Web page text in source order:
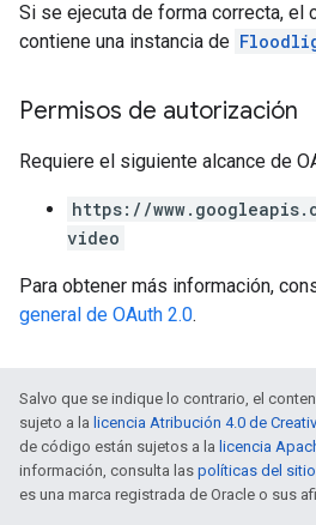
Si se ejecuta de forma correcta, el
contiene una instancia de
Permisos de autorización
Requiere el siguiente alcance de
https://
video
Para obtener más información,
general de OAuth 2.0.
Salvo que se indique lo contrario, el
sujeto a la licencia Atribución 4.0 de
de código están sujetos a la licencia
información, consulta las políticas del
es una marca registrada de Oracle o sus